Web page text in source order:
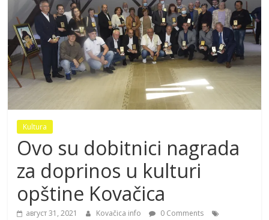
Kultura
Ovo su dobitnici nagrada
za doprinos u kulturi
opštine Kovačica
август 31, 2021 Kovačica info
0 Comments